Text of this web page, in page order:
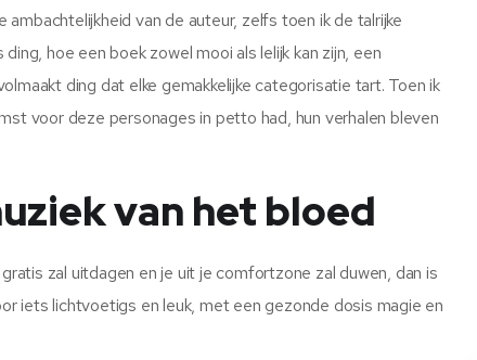
van de auteur, zelfs toen ik de talrijke
hoe een boek zowel mooi als lelijk kan zijn, een
ding dat elke gemakkelijke categorisatie tart. Toen ik
voor deze personages in petto had, hun verhalen bleven
van het bloed
zal uitdagen en je uit je comfortzone zal duwen, dan is
iets lichtvoetigs en leuk, met een gezonde dosis magie en